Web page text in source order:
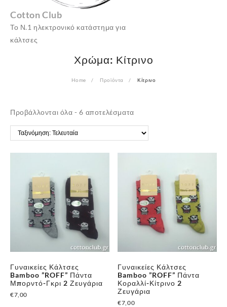
Cotton Club
Το Ν.1 ηλεκτρονικό κατάστημα για
κάλτσες
Χρώμα: Κίτρινο
Home Προϊόντα Κίτρινο
Προβάλλονται όλα - 6 αποτελέσματαSorted
by
latest
Γυναικείες Κάλτσες
Bamboo ”ROFF” Πάντα
Μπορντό-Γκρι 2 Ζευγάρια
€7,00
Γυναικείες Κάλτσες
Bamboo ”ROFF” Πάντα
Κοραλλί-Κίτρινο 2
Ζευγάρια
€7,00